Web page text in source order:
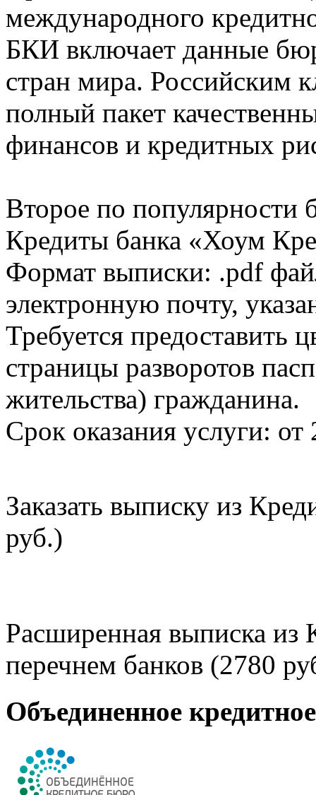
международного
БКИ включает данные
стран мира. Российским
полный пакет
финансов и кредитных
Второе по популярности
Кредиты банка «Хоум
Формат выписки: .pdf
электронную почту,
Требуется предоставить
страницы разворотов
жительства) гражданина.
Срок оказания услуги: от
Заказать выписку из
руб.)
Расширенная выписка из
перечнем банков (2780
Объединенное